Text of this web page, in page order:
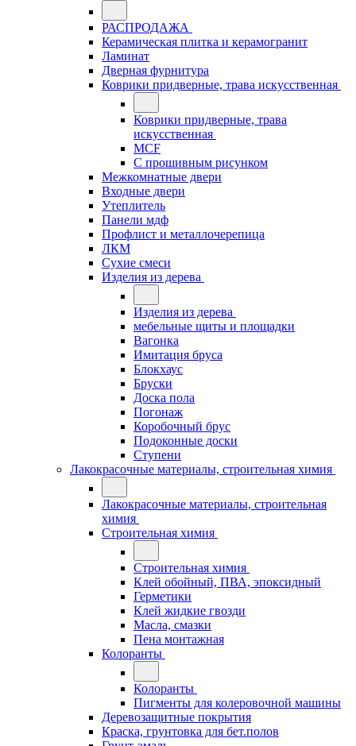
РАСПРОДАЖА
Керамическая плитка и керамогранит
Ламинат
Дверная фурнитура
Коврики придверные, трава искусственная
Коврики придверные, трава
искусственная
MCF
С прошивным рисунком
Межкомнатные двери
Входные двери
Утеплитель
Панели мдф
Профлист и металлочерепица
ЛКМ
Сухие смеси
Изделия из дерева
Изделия из дерева
мебельные щиты и площадки
Вагонка
Имитация бруса
Блокхаус
Бруски
Доска пола
Погонаж
Коробочный брус
Подоконные доски
Ступени
Лакокрасочные материалы, строительная химия
Лакокрасочные материалы, строительная
химия
Строительная химия
Строительная химия
Клей обойный, ПВА, эпоксидный
Герметики
Клей жидкие гвозди
Масла, смазки
Пена монтажная
Колоранты
Колоранты
Пигменты для колеровочной машины
Деревозащитные покрытия
Краска, грунтовка для бет.полов